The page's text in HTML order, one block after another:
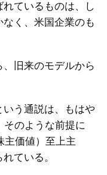
ているものは、し
く、米国企業のも
旧来のモデルから
う通説は、もはや
そのような前提に
主価値）至上主
ている。